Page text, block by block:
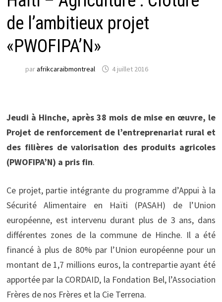
de l’ambitieux projet
«PWOFIPA’N»
parafrikcaraibmontreal 4 juillet 2016
Jeudi à Hinche, après 38 mois de mise en œuvre, le
Projet de renforcement de l’entreprenariat rural et
des filières de valorisation des produits agricoles
(PWOFIPA’N) a pris fin.
Ce projet, partie intégrante du programme d’Appui à la
Sécurité Alimentaire en Haïti (PASAH) de l’Union
européenne, est intervenu durant plus de 3 ans, dans
différentes zones de la commune de Hinche. Il a été
financé à plus de 80% par l’Union européenne pour un
montant de 1,7 millions euros, la contrepartie ayant été
apportée par la CORDAID, la Fondation Bel, l’Association
Frères de nos Frères et la Cie Terrena.